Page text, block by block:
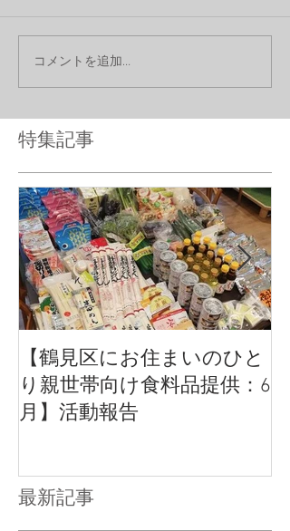
コメントを追加…
特集記事
【鶴見区にお住まいのひと
り親世帯向け食料品提供：6
月】活動報告
最新記事